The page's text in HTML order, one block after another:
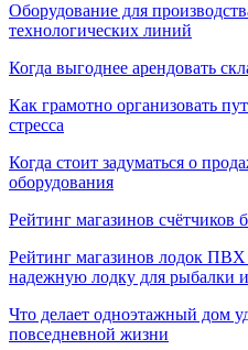
Оборудование для
технологических линий
Когда выгоднее арендовать
Как грамотно организовать
стресса
Когда стоит задуматься о
оборудования
Рейтинг магазинов счётчиков
Рейтинг магазинов лодок
надежную лодку для рыбалки
Что делает одноэтажный дом
повседневной жизни